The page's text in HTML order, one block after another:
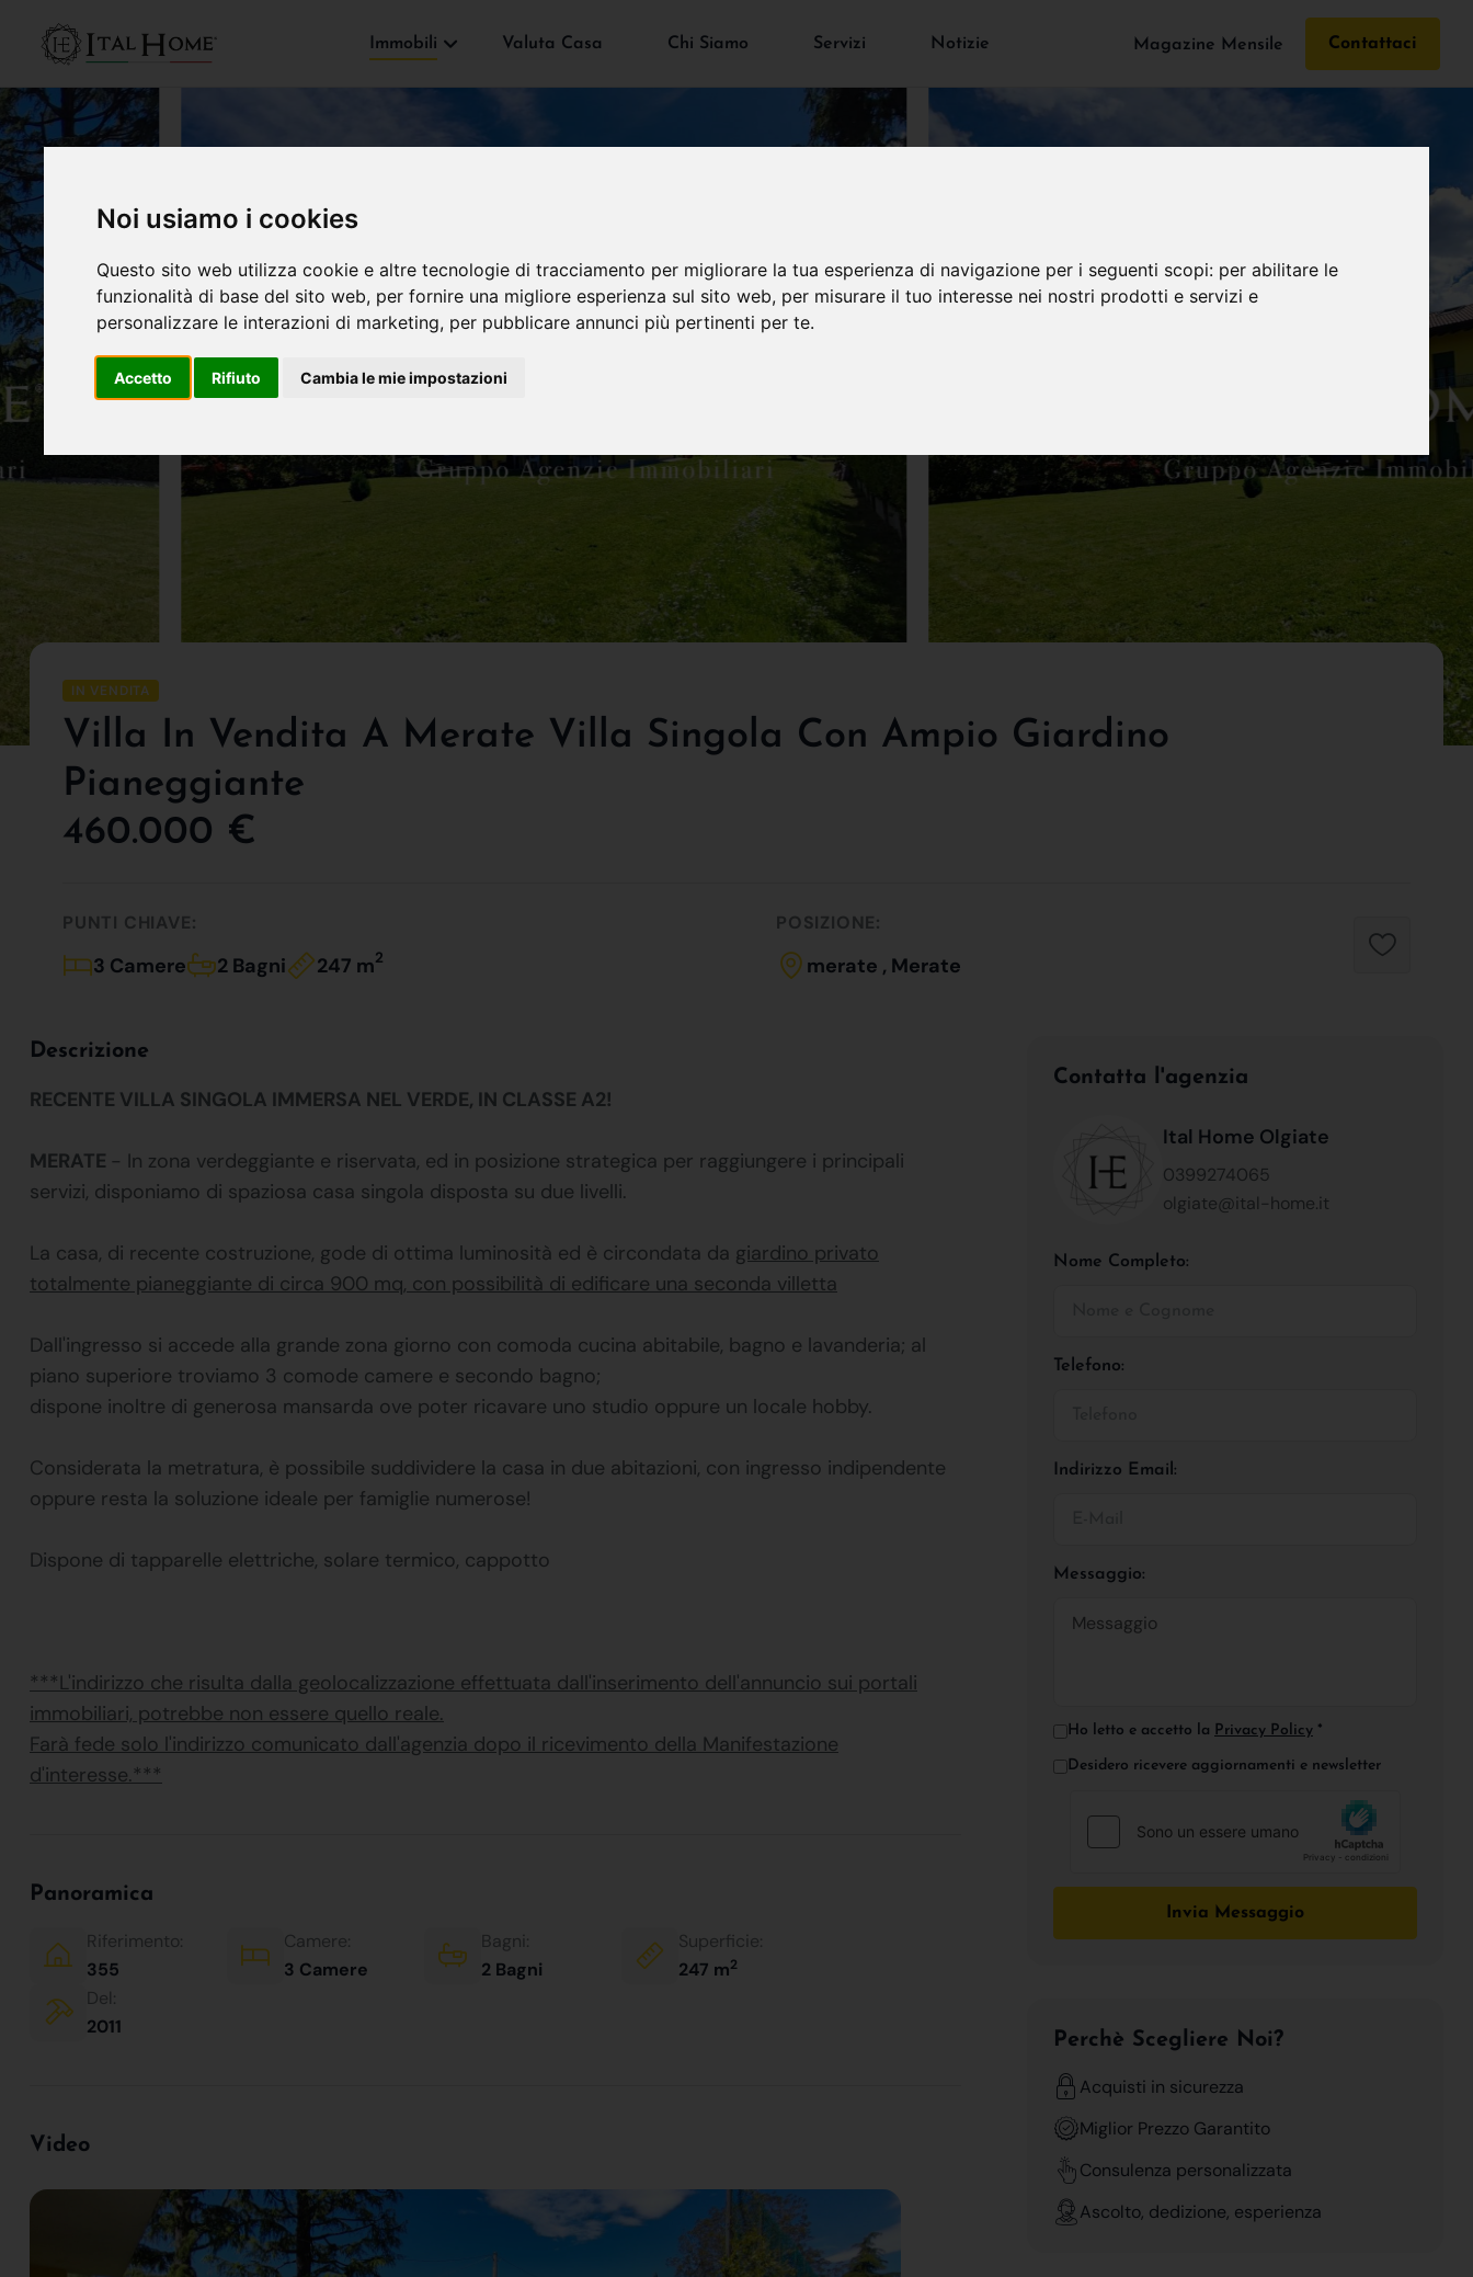
Noi usiamo i cookies
Questo sito web utilizza cookie e altre tecnologie di tracciamento per migliorare la tua esperienza di navigazione per i seguenti scopi: per abilitare le
funzionalità di base del sito web, per fornire una migliore esperienza sul sito web, per misurare il tuo interesse nei nostri prodotti e servizi e
personalizzare le interazioni di marketing, per pubblicare annunci più pertinenti per te.
Accetto Rifiuto Cambia le mie impostazioni
Immobili Valuta Casa Chi Siamo Servizi Notizie Magazine Mensile Contattaci
IN VENDITA
Villa In Vendita A Merate Villa Singola Con Ampio Giardino
Pianeggiante
460.000 €
PUNTI CHIAVE:
3 Camere 2 Bagni 247 m2
POSIZIONE:
merate , Merate
Descrizione
RECENTE VILLA SINGOLA IMMERSA NEL VERDE, IN CLASSE A2!
MERATE - In zona verdeggiante e riservata, ed in posizione strategica per raggiungere i principali
servizi, disponiamo di spaziosa casa singola disposta su due livelli.
La casa, di recente costruzione, gode di ottima luminosità ed è circondata da giardino privato
totalmente pianeggiante di circa 900 mq, con possibilità di edificare una seconda villetta
Dall'ingresso si accede alla grande zona giorno con comoda cucina abitabile, bagno e lavanderia; al
piano superiore troviamo 3 comode camere e secondo bagno;
dispone inoltre di generosa mansarda ove poter ricavare uno studio oppure un locale hobby.
Considerata la metratura, è possibile suddividere la casa in due abitazioni, con ingresso indipendente
oppure resta la soluzione ideale per famiglie numerose!
Dispone di tapparelle elettriche, solare termico, cappotto
***L'indirizzo che risulta dalla geolocalizzazione effettuata dall'inserimento dell'annuncio sui portali
immobiliari, potrebbe non essere quello reale.
Farà fede solo l'indirizzo comunicato dall'agenzia dopo il ricevimento della Manifestazione
d'interesse.***
Panoramica
Riferimento:
355
Camere:
3 Camere
Bagni:
2 Bagni
Superficie:
247 m2
Del:
2011
Video
Contatta l'agenzia
Ital Home Olgiate
0399274065
olgiate@ital-home.it
Nome Completo:
Telefono:
Indirizzo Email:
Messaggio:
Ho letto e accetto la Privacy Policy *
Desidero ricevere aggiornamenti e newsletter
Invia Messaggio
Perchè Scegliere Noi?
Acquisti in sicurezza
Miglior Prezzo Garantito
Consulenza personalizzata
Ascolto, dedizione, esperienza